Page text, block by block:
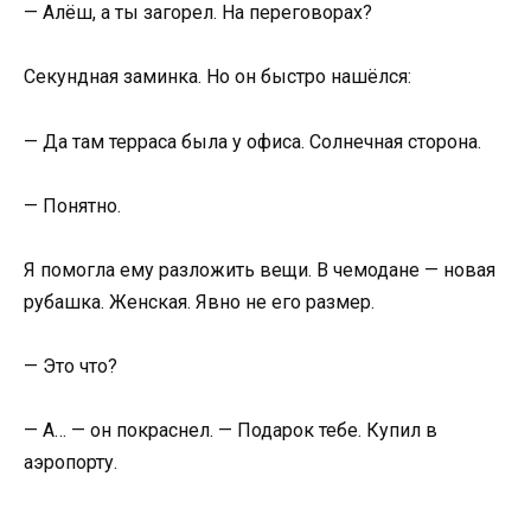
— Алёш, а ты загорел. На переговорах?
Секундная заминка. Но он быстро нашёлся:
— Да там терраса была у офиса. Солнечная сторона.
— Понятно.
Я помогла ему разложить вещи. В чемодане — новая
рубашка. Женская. Явно не его размер.
— Это что?
— А… — он покраснел. — Подарок тебе. Купил в
аэропорту.